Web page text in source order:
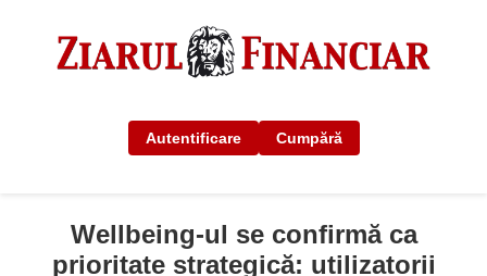
Autentificare Cumpără
Wellbeing-ul se confirmă ca
prioritate strategică: utilizatorii